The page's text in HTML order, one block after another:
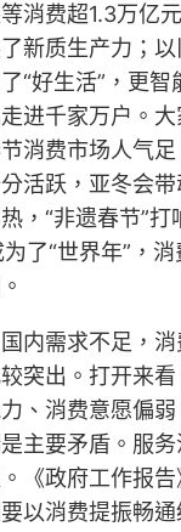
消费超1.3万亿
新质生产力；
“好生活”，更智
进千家万户。
消费市场人气
活跃，亚冬会带
，“非遗春节”打
为了“世界年”，
内需求不足，
突出。打开来
、消费意愿偏
主要矛盾。服
《政府工作报
以消费提振畅